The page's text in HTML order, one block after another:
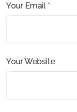
Your Email *
Your Website